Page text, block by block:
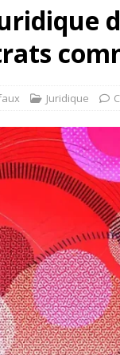
Juridique